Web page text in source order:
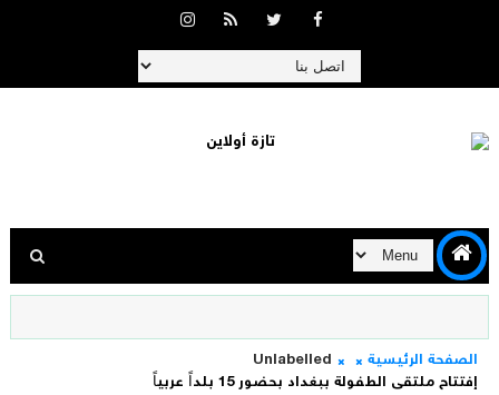
الصفحة الرئيسية
Unlabelled
إفتتاح ملتقى الطفولة ببغداد بحضور 15 بلداً عربياً